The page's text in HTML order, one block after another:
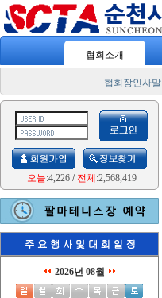
협회소개
협회장인사말
오늘:4,226/ 전체 :2,568,419
2026년 08월